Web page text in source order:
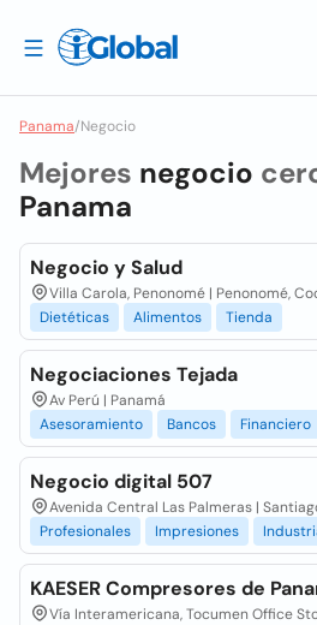
Panama/Negocio
Mejores negocio
Panama
Negocio y Salud
Villa Carola, Penonomé | Penonomé,
Dietéticas
Alimentos Tienda
Negociaciones Tejada
Av Perú | Panamá
Asesoramiento
Bancos Financiero
Negocio digital 507
Avenida Central Las Palmeras |
Profesionales
Impresiones
KAESER Compresores de
Vía Interamericana, Tocumen Office